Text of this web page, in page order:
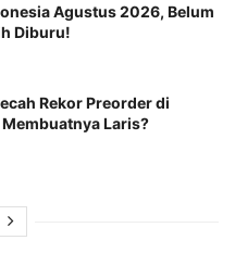
Agustus 2026, Belum
Diburu!
Rekor Preorder di
Laris?